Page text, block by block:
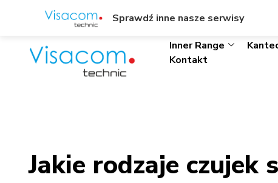
ul. Wł. Trylińskiego 8/L1, Olsztyn +48895342323
Inner Range
Kontakt
Jakie rodzaje czujek
Sprawdź inne nasze serwisy